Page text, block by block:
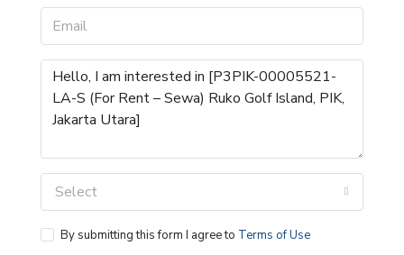
Select
By submitting this form I agree to Terms of Use